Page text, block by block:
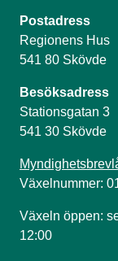
Postadress
Regionens Hus
541 80 Skövde
Besöksadress
Stationsgatan 3
541 30 Skövde
Växelnummer:
Växeln öppen:
12:00